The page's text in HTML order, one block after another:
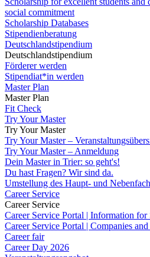
social commitment
Scholarship Databases
Stipendienberatung
Deutschlandstipendium
Deutschlandstipendium
Förderer werden
Stipendiat*in werden
Master Plan
Master Plan
Fit Check
Try Your Master
Try Your Master
Try Your Master –
Try Your Master – Anmeldung
Dein Master in Trier: so geht's!
Du hast Fragen? Wir sind da.
Umstellung des Haupt- und
Career Service
Career Service
Career Service Portal | Information for
Career Service Portal | Companies
Career fair
Career Day 2026